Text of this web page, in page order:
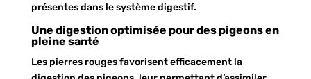
présentes dans le système digestif.
Une digestion optimisée pour des pigeons en
pleine santé
Les pierres rouges favorisent efficacement la